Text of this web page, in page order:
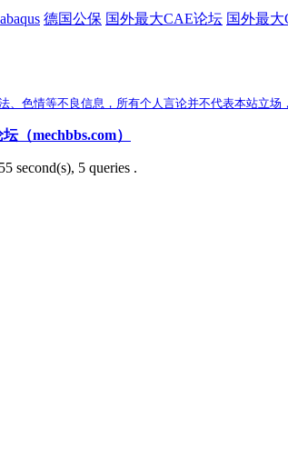
abaqus 德国公保 国外最大CAE论坛 国外最
色情等不良信息，所有个人言论并不代表本站立
（mechbbs.com）
second(s), 5 queries .